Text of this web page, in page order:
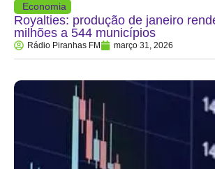
Economia
Royalties: produção de janeiro
milhões a 544 municípios
Rádio Piranhas FM março 31, 2026